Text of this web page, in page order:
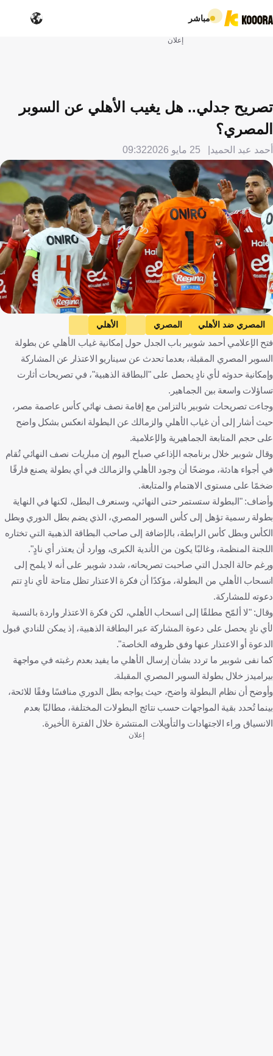
مباشر
إعلان
تصريح جدلي.. هل يغيب الأهلي عن السوبر
المصري؟
أحمد عبد الحميد 25 مايو 2026 09:32
Getty Images
المصري ضد الأهلي المصري
الأهلي
الدوري المصري الممتاز
الزمالك ضد سيراميكا كليوباترا
الزمالك
سيراميكا كليوباترا
بيراميدز ضد سموحة
سموحة
وادي دجلة ضد زد
وادي دجلة
مصر كرة قدم
فتح الإعلامي أحمد شوبير باب الجدل حول إمكانية غياب الأهلي عن بطولة
السوبر المصري المقبلة، بعدما تحدث عن سيناريو الاعتذار عن المشاركة
وإمكانية حدوثه لأي نادٍ يحصل على "البطاقة الذهبية"، في تصريحات أثارت
تساؤلات واسعة بين الجماهير.
وجاءت تصريحات شوبير بالتزامن مع إقامة نصف نهائي كأس عاصمة مصر،
حيث أشار إلى أن غياب الأهلي والزمالك عن البطولة انعكس بشكل واضح
على حجم المتابعة الجماهيرية والإعلامية.
وقال شوبير خلال برنامجه الإذاعي صباح اليوم إن مباريات نصف النهائي تُقام
في أجواء هادئة، موضحًا أن وجود الأهلي والزمالك في أي بطولة يصنع فارقًا
ضخمًا على مستوى الاهتمام والمتابعة.
وأضاف: "البطولة ستستمر حتى النهائي، وسنعرف البطل، لكنها في النهاية
بطولة رسمية تؤهل إلى كأس السوبر المصري، الذي يضم بطل الدوري وبطل
الكأس وبطل كأس الرابطة، بالإضافة إلى صاحب البطاقة الذهبية التي تختاره
اللجنة المنظمة، وغالبًا يكون من الأندية الكبرى، ووارد أن يعتذر أي نادٍ".
ورغم حالة الجدل التي صاحبت تصريحاته، شدد شوبير على أنه لا يلمح إلى
انسحاب الأهلي من البطولة، مؤكدًا أن فكرة الاعتذار تظل متاحة لأي نادٍ تتم
دعوته للمشاركة.
وقال: "لا ألمّح مطلقًا إلى انسحاب الأهلي، لكن فكرة الاعتذار واردة بالنسبة
لأي نادٍ يحصل على دعوة المشاركة عبر البطاقة الذهبية، إذ يمكن للنادي قبول
الدعوة أو الاعتذار عنها وفق ظروفه الخاصة".
كما نفى شوبير ما تردد بشأن إرسال الأهلي ما يفيد بعدم رغبته في مواجهة
بيراميدز خلال بطولة السوبر المصري المقبلة.
وأوضح أن نظام البطولة واضح، حيث يواجه بطل الدوري منافسًا وفقًا للائحة،
بينما تُحدد بقية المواجهات حسب نتائج البطولات المختلفة، مطالبًا بعدم
الانسياق وراء الاجتهادات والتأويلات المنتشرة خلال الفترة الأخيرة.
إعلان